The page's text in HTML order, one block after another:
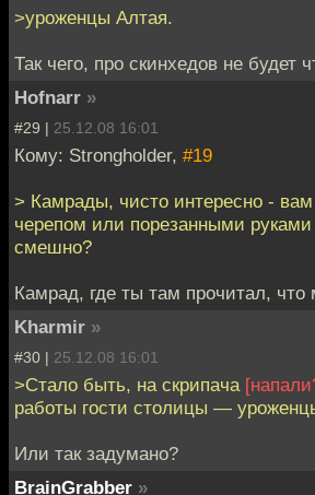
>уроженцы Алтая.
Так чего, про скинхедов не будет
Hofnarr »
#29 | 25.12.08 16:01
Кому: Strongholder, #19
> Камрады, чисто интересно -
черепом или порезанными
смешно?
Камрад, где ты там прочитал,
Kharmir »
#30 | 25.12.08 16:01
>Стало быть, на скрипача
работы гости столицы —
Или так задумано?
BrainGrabber »